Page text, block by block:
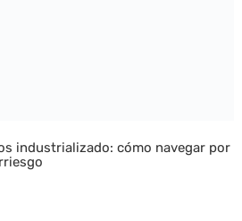
industrializado: cómo navegar por